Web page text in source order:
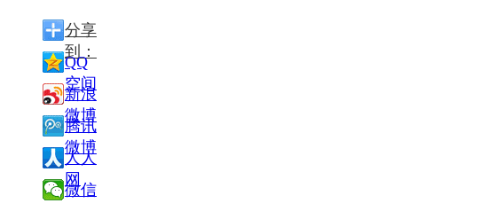
分享
到：
QQ
空间
新浪
微博
腾讯
微博
人人
网
微信